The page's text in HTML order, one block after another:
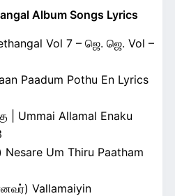
Album Songs Lyrics
Vol 7 – ஜெ. ஜெ. Vol –
Paadum Pothu En Lyrics
| Ummai Allamal Enaku
Nesare Um Thiru Paatham
Vallamaiyin